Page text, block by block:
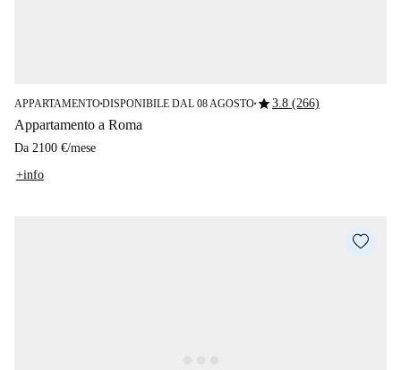
APPARTAMENTO■DISPONIBILE DAL 08 AGOSTO■star3.8 (266)
Appartamento a Roma
Da 2100 €/mese
+info